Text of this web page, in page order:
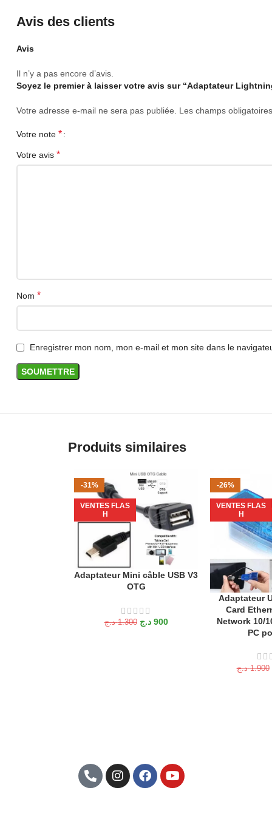
Avis des clients
Avis
Il n’y a pas encore d’avis.
Soyez le premier à laisser votre avis sur “Adaptateur
Votre adresse e-mail ne sera pas publiée. Les champs
Votre note *
Votre avis *
Nom *
Enregistrer mon nom, mon e-mail et mon site dans le
Produits similaires
-31%
VENTES FLAS
H
AJOUTER AU PANIER
Adaptateur Mini câble USB V3
OTG
1.300 د.ج 900 د.ج
-26%
VENTES FLAS
H
AJOUTER AU
Adaptateur
Card
Network 10/
PC
1.900 د.ج